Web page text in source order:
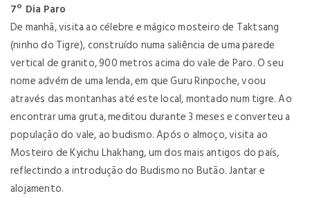
7º Dia Paro
De manhã, visita ao célebre e mágico mosteiro de Taktsang
(ninho do Tigre), construído numa saliência de uma parede
vertical de granito, 900 metros acima do vale de Paro. O seu
nome advém de uma lenda, em que Guru Rinpoche, voou
através das montanhas até este local, montado num tigre. Ao
encontrar uma gruta, meditou durante 3 meses e converteu a
população do vale, ao budismo. Após o almoço, visita ao
Mosteiro de Kyichu Lhakhang, um dos mais antigos do país,
reflectindo a introdução do Budismo no Butão. Jantar e
alojamento.